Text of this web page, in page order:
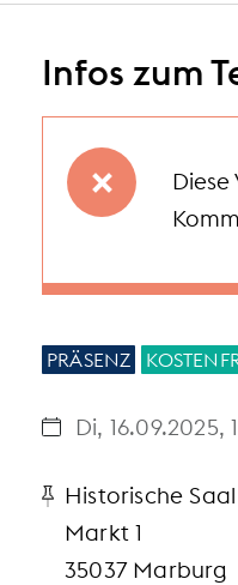
Infos zum
PRÄSENZ
Di, 16.09.2025,
Historische Saal
Markt 1
35037 Marburg